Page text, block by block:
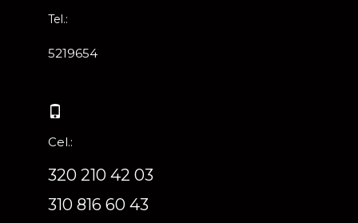
Tel.:
5219654
Cel.:
320 210 42 03
310 816 60 43